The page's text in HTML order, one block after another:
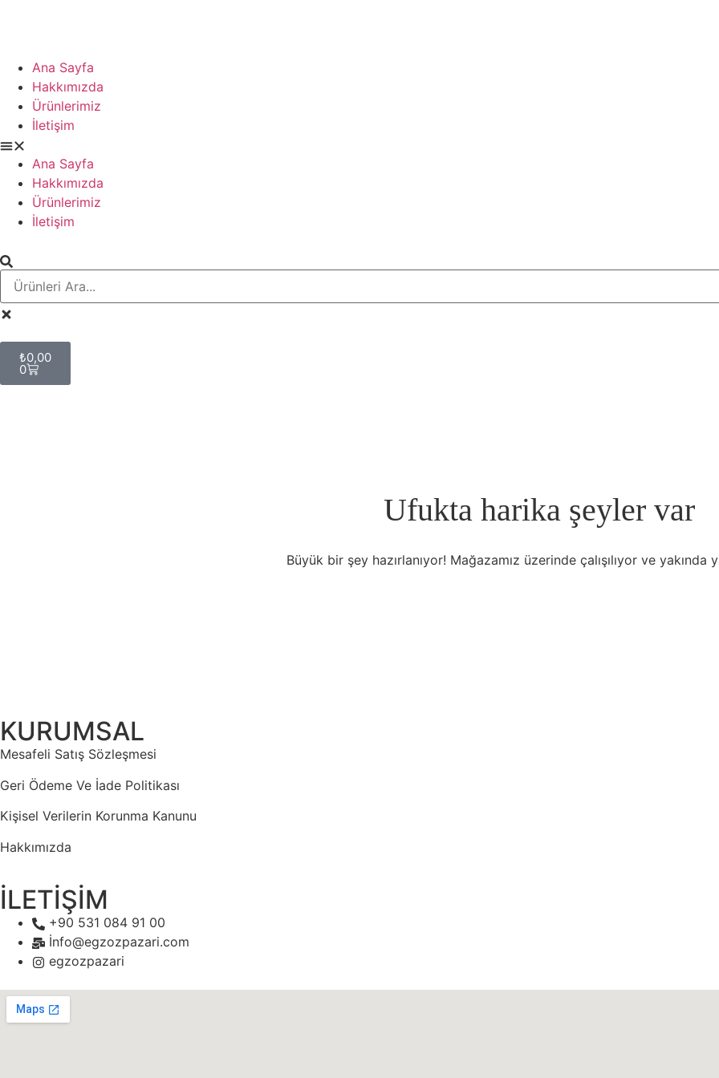
Ana Sayfa
Hakkımızda
Ürünlerimiz
İletişim
Ana Sayfa
Hakkımızda
Ürünlerimiz
İletişim
₺0,00
0
Ufukta harika şeyler var
Büyük bir şey hazırlanıyor! Mağazamız üzerinde çalışılıyor ve yakında
KURUMSAL
Mesafeli Satış Sözleşmesi
Geri Ödeme Ve İade Politikası
Kişisel Verilerin Korunma Kanunu
Hakkımızda
İLETİŞİM
+90 531 084 91 00
İnfo@egzozpazari.com
egzozpazari